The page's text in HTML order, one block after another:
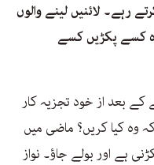
رہے۔ لائنیں لینے والوں
کسے پکڑیں کسے
بعد از خود تجزیہ کار
وہ کیا کریں؟ ماضی میں
ہے اور بولے جاؤ۔ نواز